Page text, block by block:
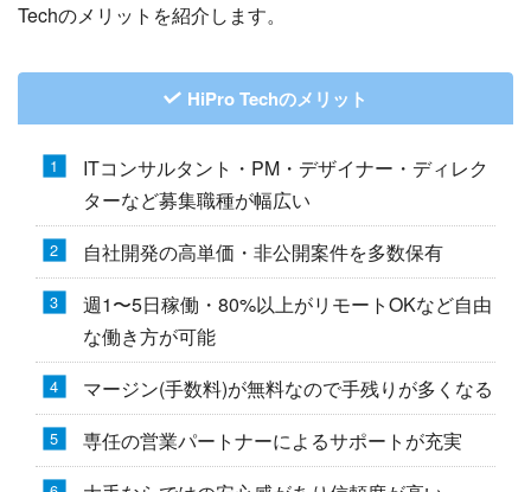
Techのメリットを紹介します。
HiPro Techのメリット
ITコンサルタント・PM・デザイナー・ディレク
ターなど募集職種が幅広い
自社開発の高単価・非公開案件を多数保有
週1〜5日稼働・80%以上がリモートOKなど自由
な働き方が可能
マージン(手数料)が無料なので手残りが多くなる
専任の営業パートナーによるサポートが充実